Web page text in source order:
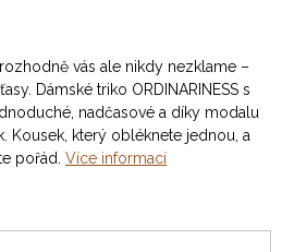
vás ale nikdy nezklame –
Dámské triko ORDINARINESS s
nadčasové a díky modalu
Kousek, který obléknete jednou, a
pořád. Více informací